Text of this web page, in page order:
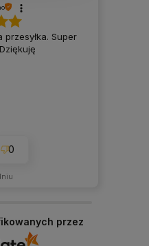
przesyłka. Super
0
przez